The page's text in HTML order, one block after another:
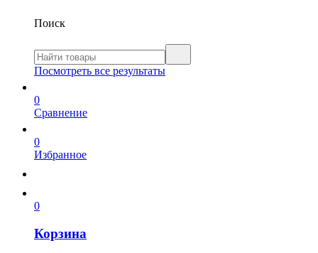
Поиск
Посмотреть все результаты
0
Сравнение
0
Избранное
0
Корзина